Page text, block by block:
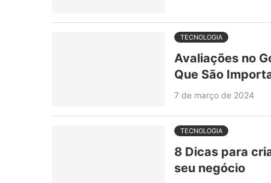
TECNOLOGIA
Avaliações no
Que São
7 de março de 2024
TECNOLOGIA
8 Dicas para
seu negócio